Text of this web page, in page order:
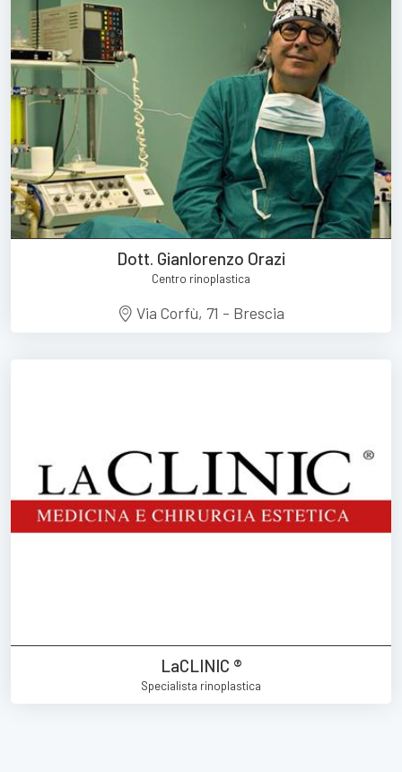
Dott. Gianlorenzo Orazi
Centro rinoplastica
Via Corfù, 71 - Brescia
LaCLINIC ®
Specialista rinoplastica